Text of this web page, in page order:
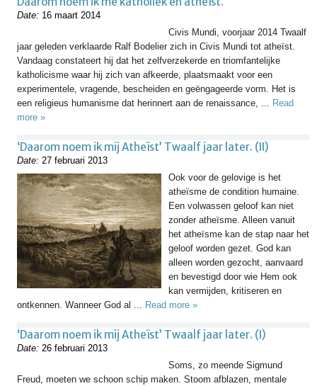
Date: 16 maart 2014
Civis Mundi, voorjaar 2014 Twaalf
jaar geleden verklaarde Ralf Bodelier zich in Civis Mundi tot atheïst.
Vandaag constateert hij dat het zelfverzekerde en triomfantelijke
katholicisme waar hij zich van afkeerde, plaatsmaakt voor een
experimentele, vragende, bescheiden en geëngageerde vorm. Het is
een religieus humanisme dat herinnert aan de renaissance, ... Read
more »
‘Daarom noem ik mij Atheïst’ Twaalf jaar later. (II)
Date: 27 februari 2013
Ook voor de gelovige is het
atheïsme de condition humaine.
Een volwassen geloof kan niet
zonder atheïsme. Alleen vanuit
het atheïsme kan de stap naar het
geloof worden gezet. God kan
alleen worden gezocht, aanvaard
en bevestigd door wie Hem ook
kan vermijden, kritiseren en
ontkennen. Wanneer God al ... Read more »
‘Daarom noem ik mij Atheïst’ Twaalf jaar later. (I)
Date: 26 februari 2013
Soms, zo meende Sigmund
Freud, moeten we schoon schip maken. Stoom afblazen, mentale